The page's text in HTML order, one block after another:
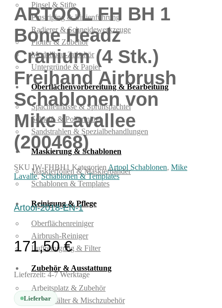
Pinsel & Stifte
Pinstriping & Linienführung
Radierer & Schneidewerkzeuge
Plotter & Zubehör
Modellbau-Zubehör
Untergründe & Papier
Oberflächenvorbereitung & Bearbeitung
Spachtelmasse & Sprühspachtel
Schleif- & Poliermittel
Sandstrahlen & Spezialbehandlungen
Maskierung & Schablonen
Maskierfolien & Maskierbänder
Schablonen & Templates
Reinigung & Pflege
Oberflächenreiniger
Airbrush-Reiniger
Luftreinigung & Filter
Zubehör & Ausstattung
Arbeitsplatz & Zubehör
Leerbehälter & Mischzubehör
ARTOOL FH BH 1
Bone Headz
Cranium (4 Stk.)
Freihand Airbrush
Schablonen von
Mike Lavallee
(200468)
SKUIW-FHBH1 Kategorien Artool Schablonen, Mike
Lavalle,Schablonen & Templates
Artool-2018-EN-1
171,50€
Lieferzeit:4-7 Werktage
Lieferbar